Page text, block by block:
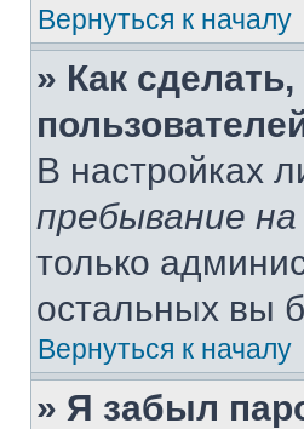
Вернуться к началу
» Как
В настройках
пребывание
только
остальных вы
Вернуться к началу
» Я забыл